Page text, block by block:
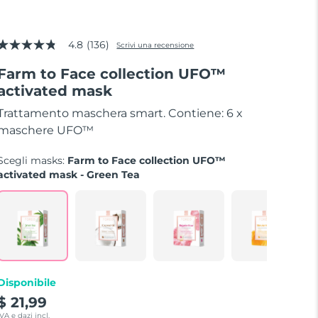
4.8 (136) Scrivi una recensione
to Face collection UFO™
mask
maschera smart. Contiene: 6 x
UFO™
masks: Farm to Face collection UFO™
mask - Green Tea
21,99
e dazi incl.